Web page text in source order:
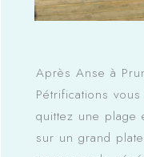
Après Anse à
Pétrifications
quittez une plage
sur un grand